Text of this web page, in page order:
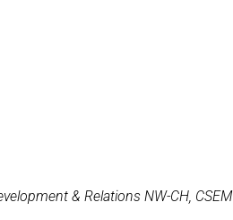
& Relations NW-CH, CSEM